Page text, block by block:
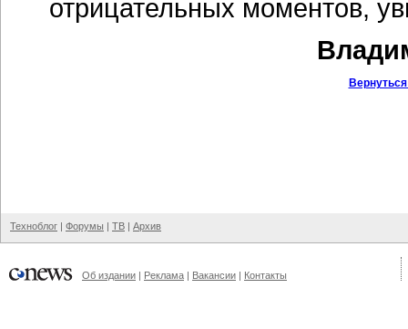
отрицательных моментов,
Техноблог | Форумы | ТВ | Архив
Об издании | Реклама | Вакансии | Контакты